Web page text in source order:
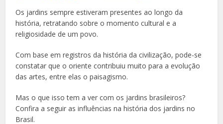
Os jardins sempre estiveram presentes ao longo da
história, retratando sobre o momento cultural e a
religiosidade de um povo.
Com base em registros da história da civilização, pode-se
constatar que o oriente contribuiu muito para a evolução
das artes, entre elas o paisagismo.
Mas o que isso tem a ver com os jardins brasileiros?
Confira a seguir as influências na história dos jardins no
Brasil.